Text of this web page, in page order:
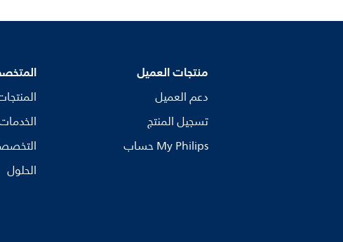
منتجات العميل
دعم العميل
تسجيل المنتج
My Philips حساب
الحلول